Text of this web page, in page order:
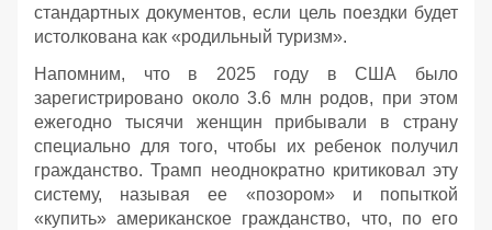
стандартных документов, если цель поездки будет
истолкована как «родильный туризм».
Напомним, что в 2025 году в США было
зарегистрировано около 3.6 млн родов, при этом
ежегодно тысячи женщин прибывали в страну
специально для того, чтобы их ребенок получил
гражданство. Трамп неоднократно критиковал эту
систему, называя ее «позором» и попыткой
«купить» американское гражданство, что, по его